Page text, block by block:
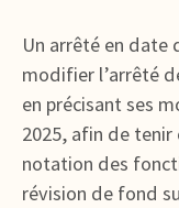
Un arrêté en date
modifier l’arrêté
en précisant ses
2025, afin de tenir
notation des
révision de fond